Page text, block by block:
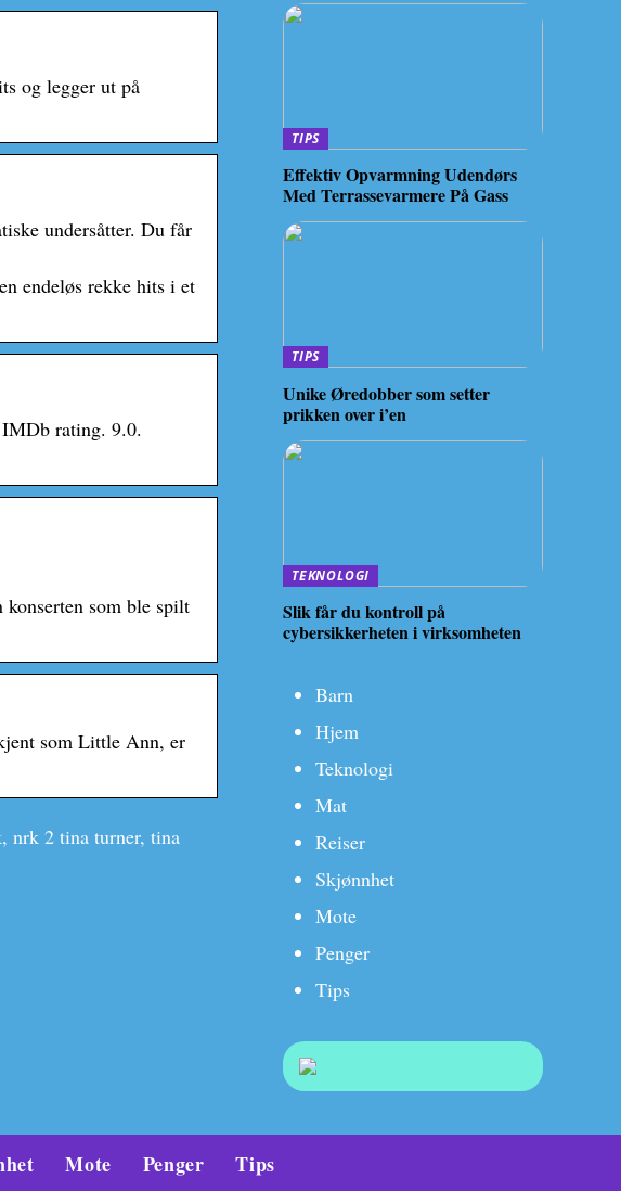
og legger ut på
undersåtter. Du får
endeløs rekke hits i et
rating. 9.0.
som ble spilt
som Little Ann, er
nrk 2 tina turner, tina
TIPS
Effektiv Opvarmning Udendørs
Med Terrassevarmere På Gass
TIPS
Unike Øredobber som setter
prikken over i’en
TEKNOLOGI
Slik får du kontroll på
cybersikkerheten i virksomheten
Barn
Hjem
Teknologi
Mat
Reiser
Skjønnhet
Mote
Penger
Tips
Mote Penger Tips